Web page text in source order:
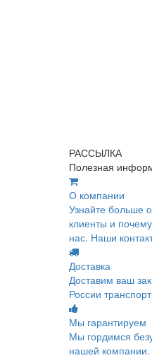
РАССЫЛКА
Полезная
О компании
Узнайте больше
клиенты и
нас. Наши
Доставка
Доставим ваш
России
Мы гарантируем
Мы гордимся
нашей компании.